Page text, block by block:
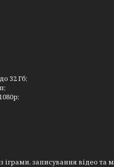
32 Гб;
записування відео та